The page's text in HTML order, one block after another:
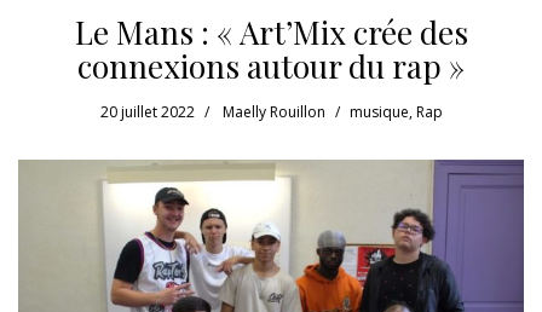
Le Mans : « Art’Mix crée des
connexions autour du rap »
20 juillet 2022 Maelly Rouillon musique,Rap